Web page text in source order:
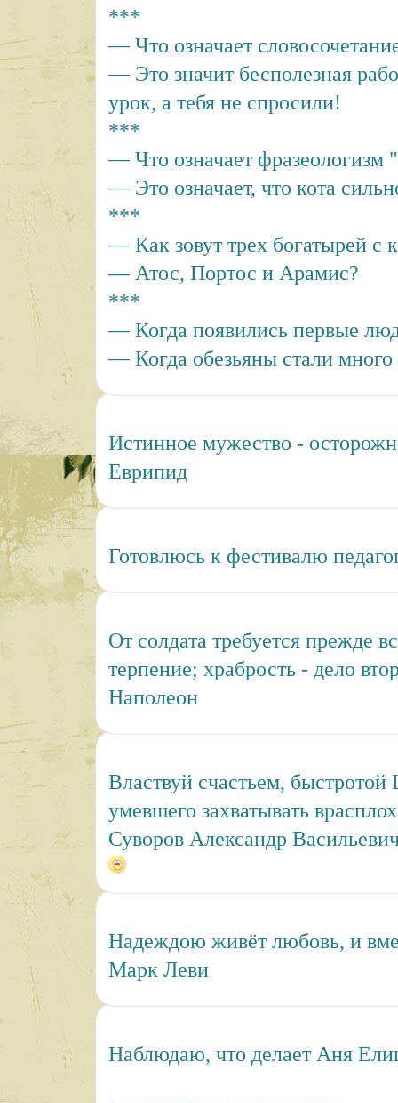
***
— Что означает
— Это значит бесполезная
урок, а тебя не спросили!
***
— Что означает фразеологизм
— Это означает, что кота
***
— Как зовут трех богатырей с
— Атос, Портос и Арамис?
***
— Когда появились первые
— Когда обезьяны стали много
Истинное мужество -
Еврипид
Готовлюсь к фестивалю
От солдата требуется прежде
терпение; храбрость - дело
Наполеон
Властвуй счастьем, быстротой
умевшего захватывать
Суворов Александр
Надеждою живёт любовь, и
Марк Леви
Наблюдаю, что делает Аня